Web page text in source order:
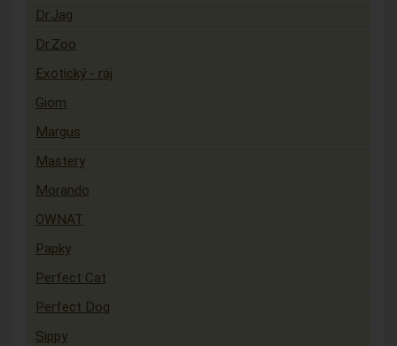
Dr.Jag
Dr.Zoo
Exotický - ráj
Giom
Margus
Mastery
Morando
OWNAT
Papky
Perfect Cat
Perfect Dog
Sippy